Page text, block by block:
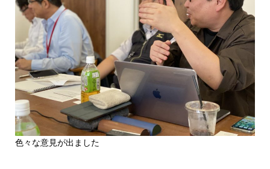
色々な意見が出ました